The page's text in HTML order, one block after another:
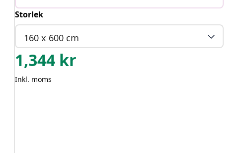
Terracott
Storlek
160 x 600 cm
1,344 kr
Inkl. moms